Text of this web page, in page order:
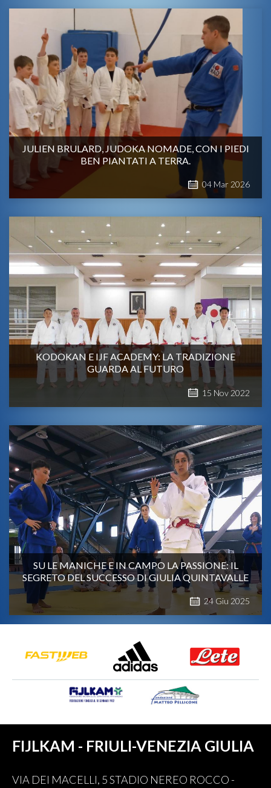
JULIEN BRULARD, JUDOKA NOMADE, CON I PIEDI
BEN PIANTATI A TERRA.
04 Mar 2026
KODOKAN E IJF ACADEMY: LA TRADIZIONE
GUARDA AL FUTURO
15 Nov 2022
SU LE MANICHE E IN CAMPO LA PASSIONE: IL
SEGRETO DEL SUCCESSO DI GIULIA QUINTAVALLE
24 Giu 2025
FIJLKAM - FRIULI-VENEZIA GIULIA
VIA DEI MACELLI, 5 STADIO NEREO ROCCO -